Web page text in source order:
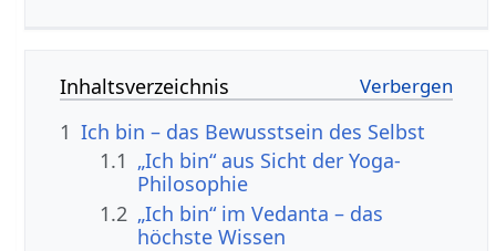
Inhaltsverzeichnis
1 Ich bin – das Bewusstsein des Selbst
1.1 „Ich bin“ aus Sicht der Yoga-
Philosophie
1.2 „Ich bin“ im Vedanta – das
höchste Wissen